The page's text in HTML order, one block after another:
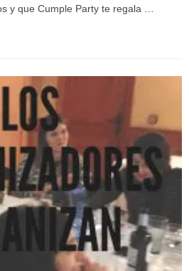
y que Cumple Party te regala …